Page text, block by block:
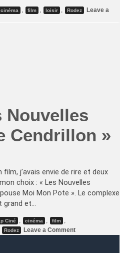
cinéma , film , loisir , Rodez
Leave a
Nouvelles
Cendrillon »
film, j’avais envie de rire et deux
choix : « Les Nouvelles
Moi Mon Pote ». Le complexe
grand et…
Ciné , cinéma , film ,
Rodez Leave a Commenton
Le